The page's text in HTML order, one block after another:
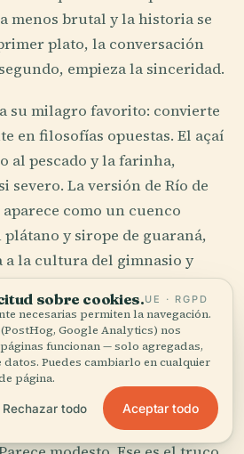
menos brutal y la historia se
plato, la conversación
empieza la sinceridad.
su milagro favorito: convierte
en filosofías opuestas. El açaí
al pescado y la farinha,
severo. La versión de Río de
como un cuenco
y sirope de guaraná,
la cultura del gimnasio y
Las dos cosas son
es uno de sus alimentos
sea el pão de queijo en
todo en la carretera hacia
caliente como para
sobre cookies.UE · RGPD
necesarias permiten la navegación.
Google Analytics) nos
funcionan — solo agregadas,
datos. Puedes cambiarlo en cualquier
página.
Rechazar todo Aceptar todo